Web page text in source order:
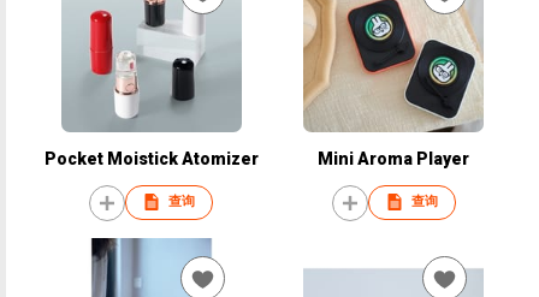
Pocket Moistick Atomizer
查询
Mini Aroma Player
查询